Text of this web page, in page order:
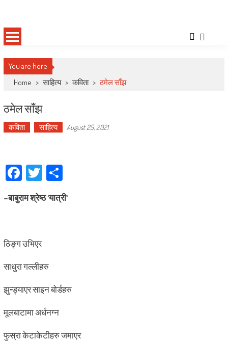
content
You are here
Home > साहित्य > कविता > ठमेल साँझ
ठमेल साँझ
कविता साहित्य August 25, 2021
Facebook
TwitterShare
–बाबुराम श्रेष्ठ‘यात्री‘
ठिङ्ग उभिएर
साधुरा गल्लीहरु
झुन्ड्याएर साइन बोर्डहरु
मूलबाटामा अर्धनग्न
फुस्रा केटाकेटीहरु जमाएर